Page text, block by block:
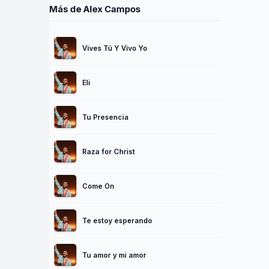
Más de Alex Campos
Vives Tú Y Vivo Yo
Eli
Tu Presencia
Raza for Christ
Come On
Te estoy esperando
Tu amor y mi amor